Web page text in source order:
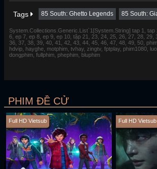
Tags 85 South: Ghetto Legends 85 South:
System.Collections.Generic.List`1[System.String] tap 1, tap
6, ep 7, ep 8, ep 9, ep 10, tập 21, 23, 24, 25, 26, 27, 28, 29,
36, 37, 38, 39, 40, 41, 42, 43, 44, 45, 46, 47, 48, 49, 50,
hdvip, hayghe, motphim, tvhay, zingtv, fptplay, phim1080,
dongphim, fullphim, phephim, bluphim
PHIM ĐỀ CỬ
Full HD Vietsub Full HD Vietsub